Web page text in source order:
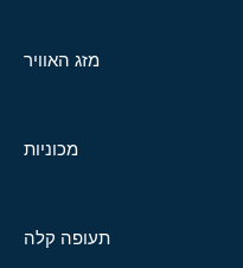
מזג האוויר
מכוניות
תעופה קלה